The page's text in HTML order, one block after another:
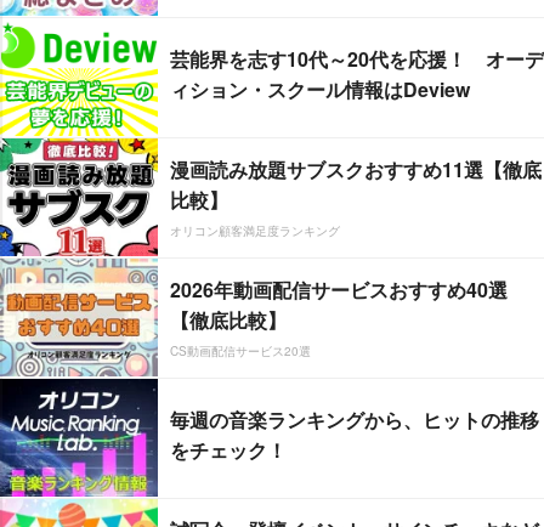
芸能界を志す10代～20代を応援！ オーデ
ィション・スクール情報はDeview
漫画読み放題サブスクおすすめ11選【徹底
比較】
オリコン顧客満足度ランキング
2026年動画配信サービスおすすめ40選
【徹底比較】
CS動画配信サービス20選
毎週の音楽ランキングから、ヒットの推移
をチェック！